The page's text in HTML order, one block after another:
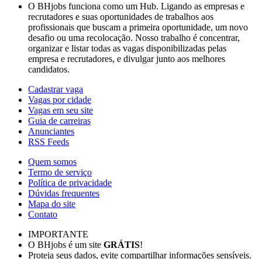
O BHjobs funciona como um Hub. Ligando as empresas e
recrutadores e suas oportunidades de trabalhos aos
profissionais que buscam a primeira oportunidade, um novo
desafio ou uma recolocação. Nosso trabalho é concentrar,
organizar e listar todas as vagas disponibilizadas pelas
empresa e recrutadores, e divulgar junto aos melhores
candidatos.
Cadastrar vaga
Vagas por cidade
Vagas em seu site
Guia de carreiras
Anunciantes
RSS Feeds
Quem somos
Termo de serviço
Política de privacidade
Dúvidas frequentes
Mapa do site
Contato
IMPORTANTE
O BHjobs é um site GRÁTIS!
Proteja seus dados, evite compartilhar informações sensíveis.